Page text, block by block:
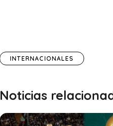
INTERNACIONALES
Noticias